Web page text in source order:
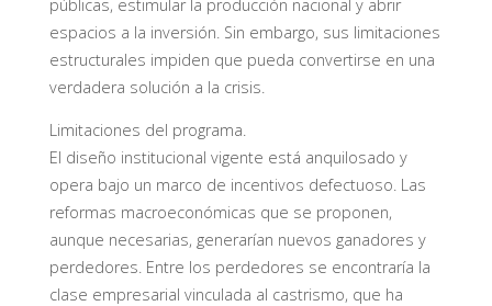
públicas, estimular la producción nacional y abrir
espacios a la inversión. Sin embargo, sus limitaciones
estructurales impiden que pueda convertirse en una
verdadera solución a la crisis.
Limitaciones del programa.
El diseño institucional vigente está anquilosado y
opera bajo un marco de incentivos defectuoso. Las
reformas macroeconómicas que se proponen,
aunque necesarias, generarían nuevos ganadores y
perdedores. Entre los perdedores se encontraría la
clase empresarial vinculada al castrismo, que ha